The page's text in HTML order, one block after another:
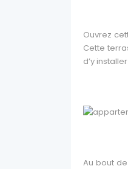
Ouvrez
Cette
d’y
Au bout